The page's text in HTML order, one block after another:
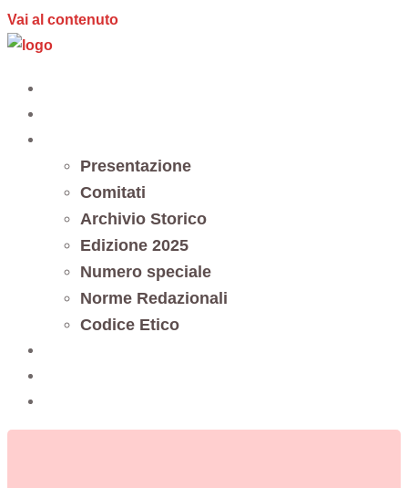
Vai al contenuto
Presentazione
Comitati
Archivio Storico
Edizione 2025
Numero speciale
Norme Redazionali
Codice Etico